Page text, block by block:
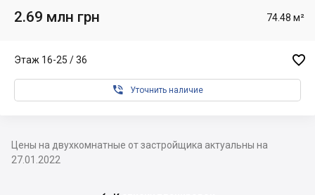
2.69 млн грн 74.48 м²
Этаж 16-25 / 36 
 Уточнить наличие
Цены на двухкомнатные от застройщика актуальны на
27.01.2022